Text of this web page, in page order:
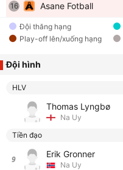
16 Asane Fotball
Đội thăng hạng
Play-off lên/xuống hạng
Đội hình
HLV
Thomas Lyngbø
Na Uy
Tiền đạo
9 Erik Gronner
Na Uy